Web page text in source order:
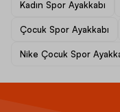
Kadın Spor Ayakkabı
Çocuk Spor Ayakkabı
Nike Çocuk Spor